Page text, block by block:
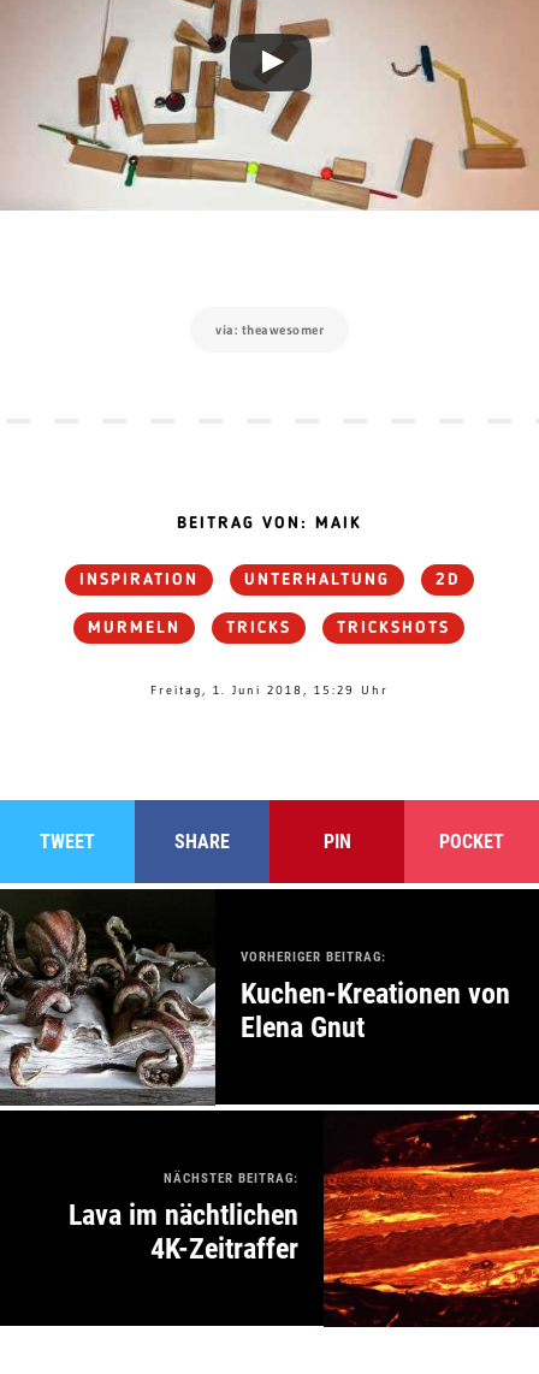
via: theawesomer
BEITRAG VON: MAIK
INSPIRATION UNTERHALTUNG 2D
MURMELN TRICKS TRICKSHOTS
Freitag, 1. Juni 2018, 15:29 Uhr
TWEET SHARE PIN POCKET
VORHERIGER BEITRAG:
Kuchen-Kreationen von
Elena Gnut
NÄCHSTER BEITRAG:
Lava im nächtlichen
4K-Zeitraffer